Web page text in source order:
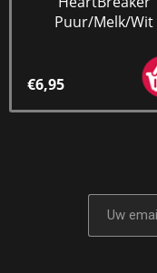
Puur/Melk/Wit
€6,95